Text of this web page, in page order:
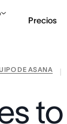
Precios
DE ASANA
to